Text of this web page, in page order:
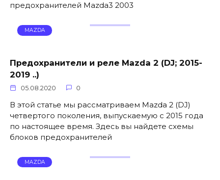
предохранителей Mazda3 2003
MAZDA
Предохранители и реле Mazda 2 (DJ; 2015-
2019 ..)
05.08.2020 0
В этой статье мы рассматриваем Mazda 2 (DJ)
четвертого поколения, выпускаемую с 2015 года
по настоящее время. Здесь вы найдете схемы
блоков предохранителей
MAZDA